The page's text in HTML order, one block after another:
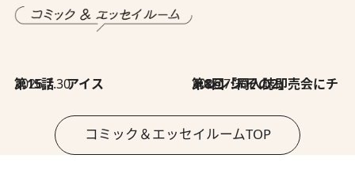
2026.7.30
第15話 アイス 2026.7.30
第8回「同人誌即売会にチャレンジ その2」
コミック＆エッセイルームTOP